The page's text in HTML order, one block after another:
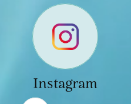
Instagram